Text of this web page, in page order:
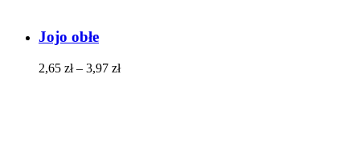
Jojo obłe
2,65 zł– 3,97 zł